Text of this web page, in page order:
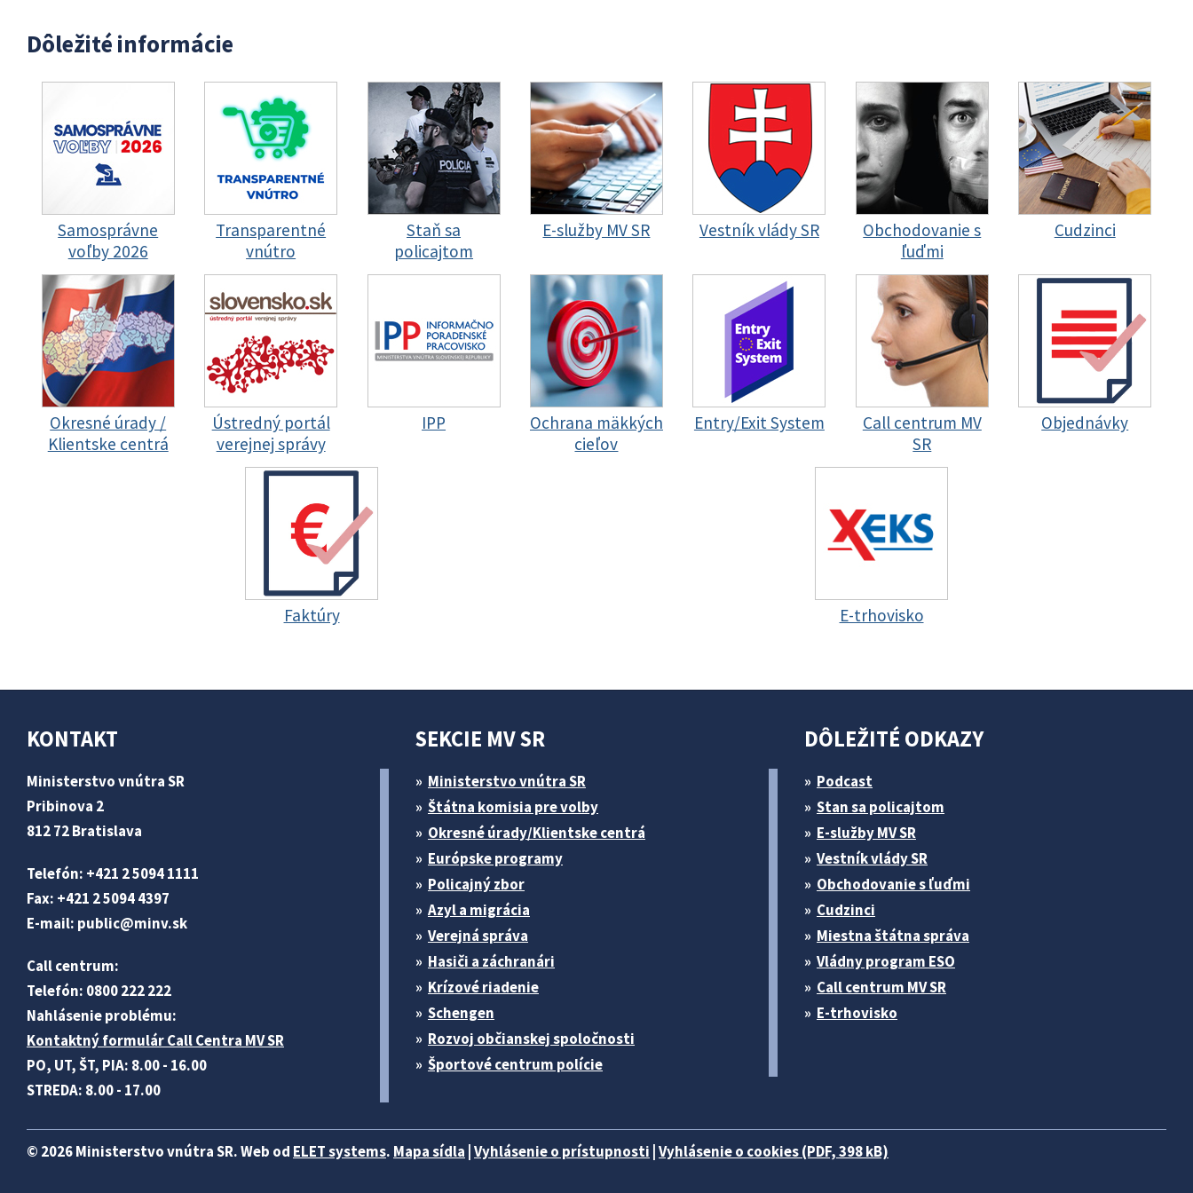
Dôležité informácie
Samosprávne
voľby 2026
Transparentné
vnútro
Staň sa
policajtom
E-služby MV SR Vestník vlády SR
Obchodovanie s
ľuďmi
Cudzinci
Okresné úrady /
Klientske centrá
Ústredný portál
verejnej správy
IPP
Ochrana mäkkých
cieľov
Entry/Exit System
Call centrum MV
SR
Objednávky
Faktúry E-trhovisko
KONTAKT
Ministerstvo vnútra SR
Pribinova 2
812 72 Bratislava
Telefón: +421 2 5094 1111
Fax: +421 2 5094 4397
E-mail: public@minv.sk
Call centrum:
Telefón: 0800 222 222
Nahlásenie problému:
Kontaktný formulár Call Centra MV SR
PO, UT, ŠT, PIA: 8.00 - 16.00
STREDA: 8.00 - 17.00
SEKCIE MV SR
Ministerstvo vnútra SR
Štátna komisia pre volby
Okresné úrady/Klientske centrá
Európske programy
Policajný zbor
Azyl a migrácia
Verejná správa
Hasiči a záchranári
Krízové riadenie
Schengen
Rozvoj občianskej spoločnosti
Športové centrum polície
DÔLEŽITÉ ODKAZY
Podcast
Stan sa policajtom
E-služby MV SR
Vestník vlády SR
Obchodovanie s ľuďmi
Cudzinci
Miestna štátna správa
Vládny program ESO
Call centrum MV SR
E-trhovisko
© 2026 Ministerstvo vnútra SR. Web od ELET systems. Mapa sídla Vyhlásenie o prístupnosti Vyhlásenie o cookies (PDF, 398 kB)